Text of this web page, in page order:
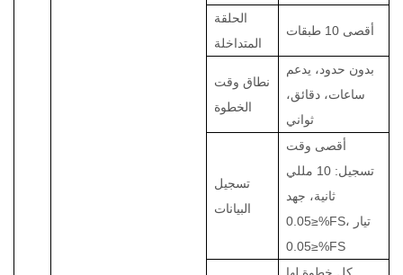
الحلقة
المتداخلة
أقصى 10 طبقات
نطاق وقت
الخطوة
بدون حدود، يدعم
ساعات، دقائق،
ثواني
تسجيل
البيانات
أقصى وقت
تسجيل: 10 مللي
ثانية، جهد
≤0.05%FS، تيار
≤0.05%FS